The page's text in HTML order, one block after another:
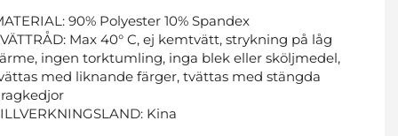
90% Polyester 10% Spandex
Max 40° C, ej kemtvätt, strykning på låg
ingen torktumling, inga blek eller sköljmedel,
med liknande färger, tvättas med stängda
Kina